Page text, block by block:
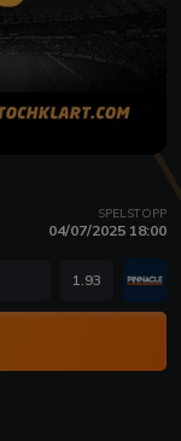
SPELSTOPP
04/07/2025 18:00
1.93